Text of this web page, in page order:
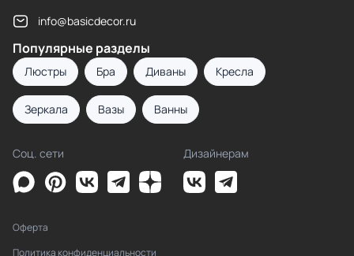
info@basicdecor.ru
Популярные разделы
Люстры Бра Диваны Кресла
Зеркала Вазы Ванны
Соц. сети Дизайнерам
Оферта
Политика конфиденциальности